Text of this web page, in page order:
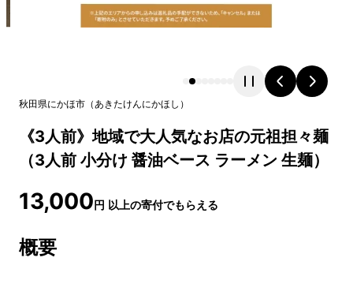
秋田県にかほ市 （あきたけんにかほし ）
《3人前》地域で大人気なお店の元祖担々麺
（3人前 小分け 醤油ベース ラーメン 生麺）
13,000円 以上の寄付でもらえる
概要